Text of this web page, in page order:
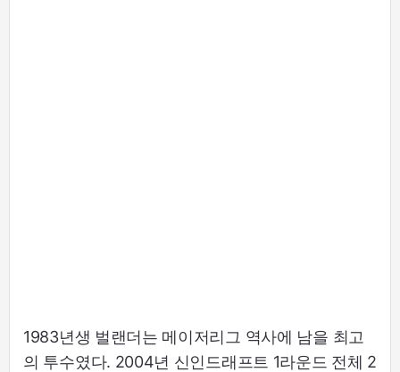
1983년생 벌랜더는 메이저리그 역사에 남을 최고
의 투수였다. 2004년 신인드래프트 1라운드 전체 2